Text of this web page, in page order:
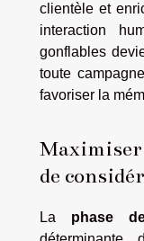
clientèle et
interaction
gonflables
toute
favoriser la
Maximiser
de
La phase